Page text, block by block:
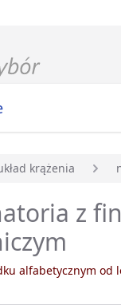
krążenia
z
alfabetycznym od